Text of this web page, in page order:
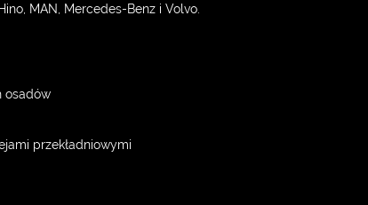
MAN, Mercedes-Benz i Volvo.
osadów
przekładniowymi